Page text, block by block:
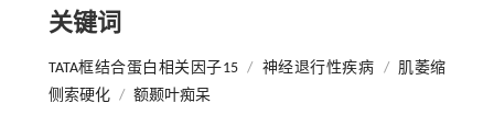
关键词
TATA框结合蛋白相关因子15 / 神经退行性疾病 / 肌萎缩
侧索硬化 / 额颞叶痴呆